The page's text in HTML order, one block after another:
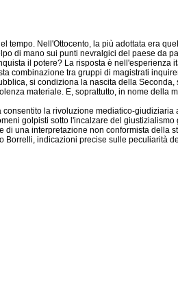
tempo. Nell'Ottocento, la più adottata era
di mano sui punti nevralgici del paese da
il potere? La risposta è nell'esperienza
combinazione tra gruppi di magistrati
si condiziona la nascita della Seconda,
materiale. E, soprattutto, in nome della
la rivoluzione mediatico-giudiziaria
golpisti sotto l'incalzare del
una interpretazione non conformista della
indicazioni precise sulle peculiarità